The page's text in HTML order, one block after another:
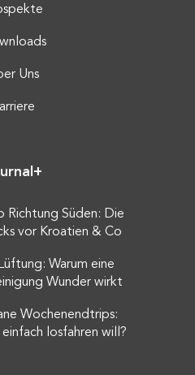
Uns
Richtung Süden: Die
vor Kroatien & Co
Warum eine
Wunder wirkt
Wochenendtrips:
losfahren will?